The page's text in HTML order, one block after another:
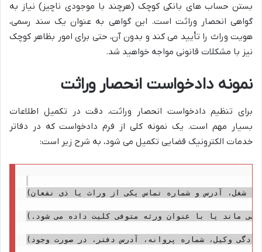
بستن حساب های بانکی کوچک (هرچند با موجودی ناچیز) نیاز به
گواهی انحصار وراثت است. این گواهی به عنوان یک سند رسمی،
هویت وراث را تأیید می کند و بدون آن، حتی برای امور بظاهر کوچک
نیز با مشکلات قانونی مواجه خواهید شد.
نمونه دادخواست انحصار وراثت
برای تنظیم دادخواست انحصار وراثت، دقت در تکمیل اطلاعات
بسیار مهم است. یک نمونه کلی از فرم دادخواست که در دفاتر
خدمات الکترونیک قضایی تکمیل می شود، به شرح زیر است:
شغل، آدرس و شماره تماس یکی از وراث یا ذی نفعان)
می ماند یا با عنوان ورثه متوفی کلیت داده می شود.)
وکیل، شماره پروانه، آدرس دفتر، در صورت وجود)